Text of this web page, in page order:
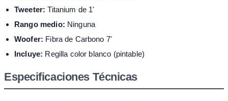
Tweeter: Titanium de 1'
Rango medio: Ninguna
Woofer: Fibra de Carbono 7'
Incluye: Regilla color blanco (pintable)
Especificaciones Técnicas